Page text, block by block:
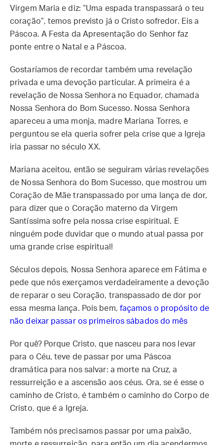
Virgem Maria e diz: “Uma espada transpassará o teu
coração”, temos previsto já o Cristo sofredor. Eis a
Páscoa. A Festa da Apresentação do Senhor faz
ponte entre o Natal e a Páscoa.
Gostaríamos de recordar também uma revelação
privada e uma devoção particular. A primeira é a
revelação de Nossa Senhora no Equador, chamada
Nossa Senhora do Bom Sucesso. Nossa Senhora
apareceu a uma monja, madre Mariana Torres, e
perguntou se ela queria sofrer pela crise que a Igreja
iria passar no século XX.
Mariana aceitou, então se seguiram várias revelações
de Nossa Senhora do Bom Sucesso, que mostrou um
Coração de Mãe transpassado por uma lança de dor,
para dizer que o Coração materno da Virgem
Santíssima sofre pela nossa crise espiritual. E
ninguém pode duvidar que o mundo atual passa por
uma grande crise espiritual!
Séculos depois, Nossa Senhora aparece em Fátima e
pede que nós exerçamos verdadeiramente a devoção
de reparar o seu Coração, transpassado de dor por
essa mesma lança. Pois bem, façamos o propósito de
não deixar passar os primeiros sábados do mês
Por quê? Porque Cristo, que nasceu para nos levar
para o Céu, teve de passar por uma Páscoa
dramática para nos salvar: a morte na Cruz, a
ressurreição e a ascensão aos céus. Ora, se é esse o
caminho de Cristo, é também o caminho do Corpo de
Cristo, que é a Igreja.
Também nós precisamos passar por uma paixão,